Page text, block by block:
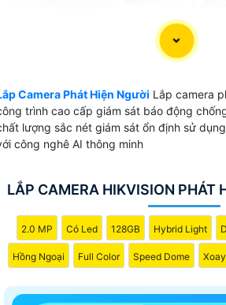
Camera Phát Hiện Người Lắp camera
trình cao cấp giám sát báo động
lượng sắc nét giám sát ổn định sử
công nghê AI thông minh
LẮP CAMERA HIKVISION PHÁT
2.0 MP Có Led 128GB Hybrid Light
Hồng Ngoại Full Color Speed Dome